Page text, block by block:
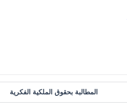
المطالبة بحقوق الملكية الفكرية